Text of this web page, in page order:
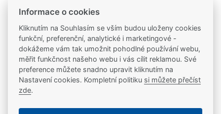
Certifikovaný partner
20 let na trhu
Poradíme vám, máme 20 let zkušeností
Popis
Informace o cookies
Kliknutím na Souhlasím se vším budou uloženy cookies
funkční, preferenční, analytické i marketingové -
dokážeme vám tak umožnit pohodlné používání webu,
měřit funkčnost našeho webu i vás cílit reklamou. Své
preference můžete snadno upravit kliknutím na
Nastavení cookies. Kompletní politiku si můžete přečíst
zde.